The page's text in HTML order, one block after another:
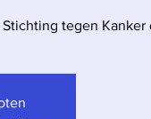
tegen Kanker